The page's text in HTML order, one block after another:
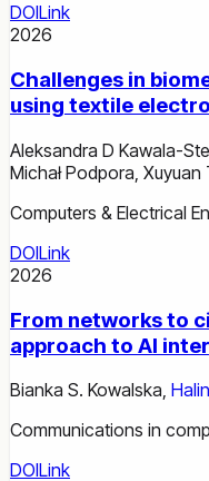
DOILink
2026
Challenges in
using textile
Aleksandra D Kawala-
Michał Podpora Xuyuan
Computers & Electrical
DOILink
2026
From networks to
approach to AI
Bianka S. Kowalska,
Communications in
DOILink